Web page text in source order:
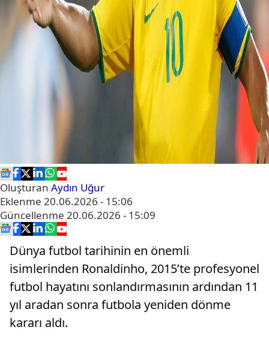
Oluşturan Aydın Uğur
Eklenme 20.06.2026 - 15:06
Güncellenme 20.06.2026 - 15:09
Dünya futbol tarihinin en önemli
isimlerinden Ronaldinho, 2015’te profesyonel
futbol hayatını sonlandırmasının ardından 11
yıl aradan sonra futbola yeniden dönme
kararı aldı.